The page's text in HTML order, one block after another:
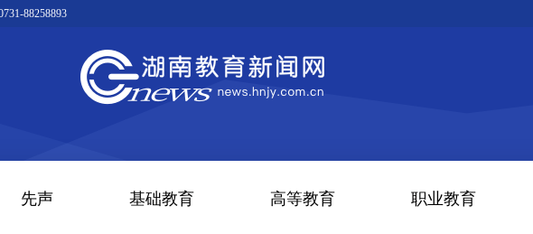
88258893
先声 基础教育 高等教育 职业教育